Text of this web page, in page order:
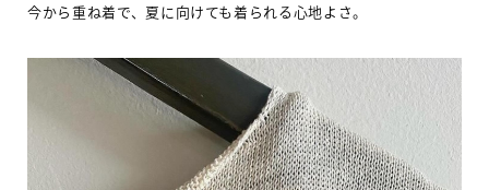
今から重ね着で、夏に向けても着られる心地よさ。